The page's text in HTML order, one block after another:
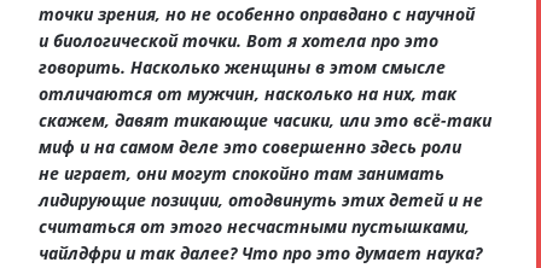
точки зрения, но не особенно оправдано с научной
и биологической точки. Вот я хотела про это
говорить. Насколько женщины в этом смысле
отличаются от мужчин, насколько на них, так
скажем, давят тикающие часики, или это всё-таки
миф и на самом деле это совершенно здесь роли
не играет, они могут спокойно там занимать
лидирующие позиции, отодвинуть этих детей и не
считаться от этого несчастными пустышками,
чайлдфри и так далее? Что про это думает наука?